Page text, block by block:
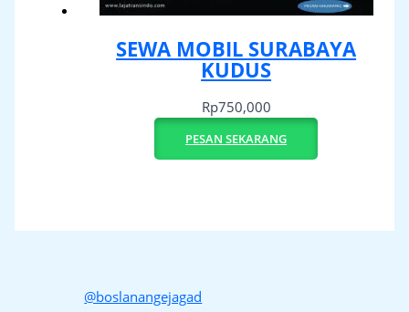
SEWA MOBIL SURABAYA
KUDUS
Rp750,000
PESAN SEKARANG
@boslanangejagad